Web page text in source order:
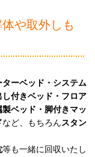
や取外しも
ターベッド・システム
付きベッド・フロア
ベッド・脚付きマッ
など、もちろんスタン
等も一緒に回収いたし